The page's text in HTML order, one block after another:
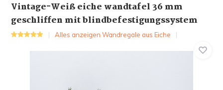
Vintage-Weiß eiche wandtafel 36 mm
geschliffen mit blindbefestigungssystem
Alles anzeigen Wandregale aus Eiche